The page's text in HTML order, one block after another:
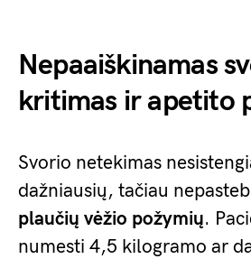
Nepaaiškinamas
kritimas ir apetito
Svorio netekimas
dažniausių, tačiau
plaučių vėžio požymių.
numesti 4,5 kilogramo ar